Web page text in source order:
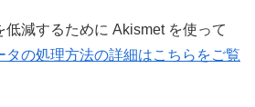
低減するために Akismet を使って
タの処理方法の詳細はこちらをご覧